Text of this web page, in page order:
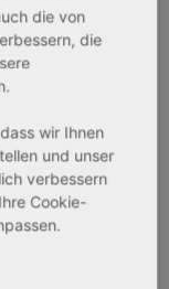
die von
die
wir Ihnen
und unser
verbessern
Cookie-